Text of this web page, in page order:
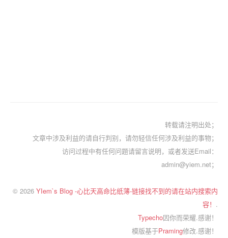
转载请注明出处；
文章中涉及利益的请自行判别，请勿轻信任何涉及利益的事物；
访问过程中有任何问题请留言说明，或者发送Email：
admin@yiem.net；
© 2026 YIem`s Blog -心比天高命比纸薄-链接找不到的请在站内搜索内
容！ .
Typecho因你而荣耀.感谢！
模版基于Praming修改.感谢！